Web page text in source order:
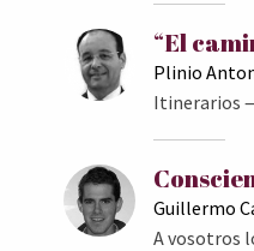
“El
Plinio
Itinerarios
Guillermo
A vosotros